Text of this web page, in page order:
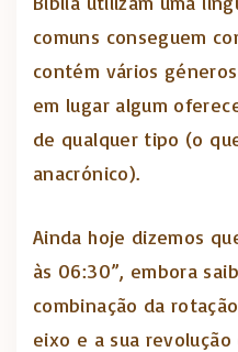
comuns conseguem
contém vários
em lugar algum
de qualquer tipo (o
anacrónico).
Ainda hoje dizemos
às 06:30”, embora
combinação da
eixo e a sua